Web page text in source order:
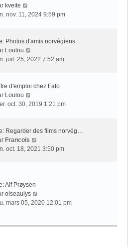
kveite
o
l
e
d
n
i
e
e
s
s
nov. 11, 2024 9:59 pm
Photos d'amis norvégiens
Loulou
o
l
d
n
i
e
s
s
a
juil. 25, 2022 7:52 am
d'emploi chez Fafo
Loulou
o
l
e
d
i
e
r
oct. 30, 2019 1:21 pm
Regarder des films norvég…
Francois
o
d
e
oct. 18, 2021 3:50 pm
Alf Prøysen
oiseaulys
o
mars 05, 2020 12:01 pm